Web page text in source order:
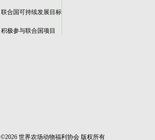
联合国可持续发展目标
积极参与联合国项目
©2026 世界农场动物福利协会 版权所有